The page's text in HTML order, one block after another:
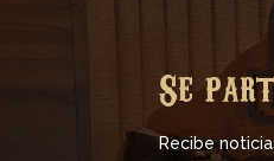
Se
Recibe